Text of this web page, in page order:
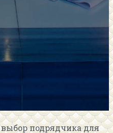
подрядчика для